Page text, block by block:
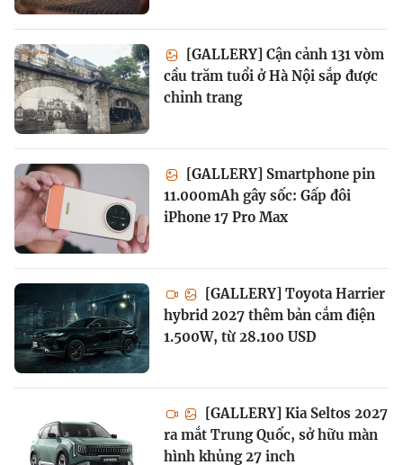
[GALLERY] Cận cảnh 131 vòm
cầu trăm tuổi ở Hà Nội sắp được
chỉnh trang
[GALLERY] Smartphone pin
11.000mAh gây sốc: Gấp đôi
iPhone 17 Pro Max
[GALLERY] Toyota Harrier
hybrid 2027 thêm bản cắm điện
1.500W, từ 28.100 USD
[GALLERY] Kia Seltos 2027
ra mắt Trung Quốc, sở hữu màn
hình khủng 27 inch